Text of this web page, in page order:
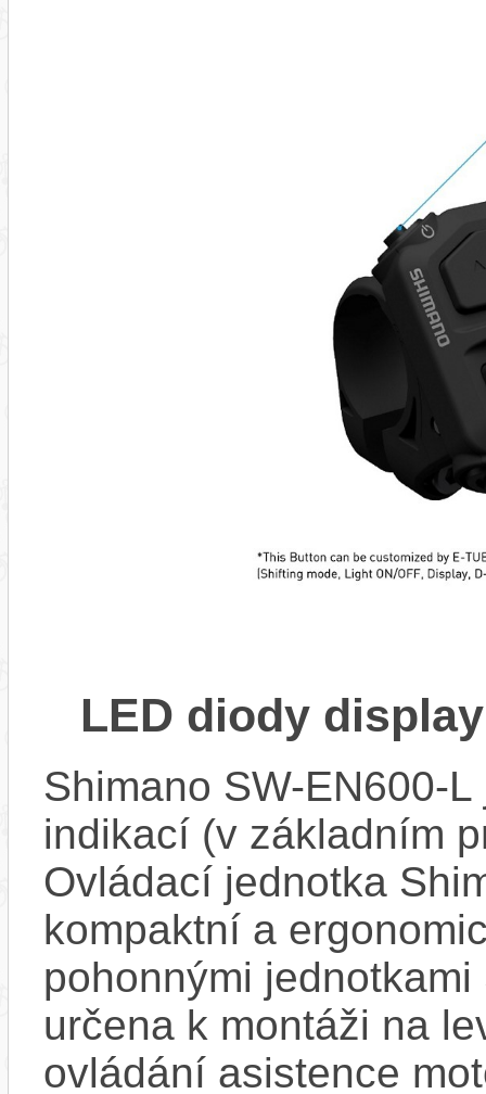
LED diody
Shimano SW-EN600-
indikací (v základním
Ovládací jednotka
kompaktní a
pohonnými
určena k montáži na
ovládání asistence